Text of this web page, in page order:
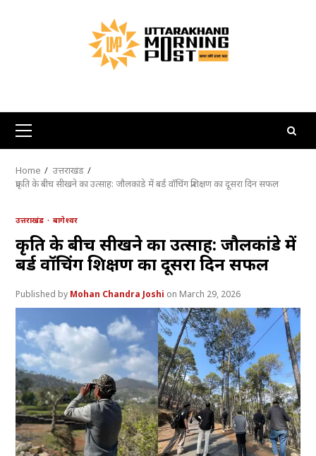
Primary
Menu
Home
उत्तराखंड
प्रकृति के बीच सीखने का उत्साह: जौलकांडे में बर्ड वॉचिंग प्रशिक्षण का दूसरा दिन सफल
उत्तराखंड बागेश्वर
प्रकृति के बीच सीखने का उत्साह: जौलकांडे में
बर्ड वॉचिंग प्रशिक्षण का दूसरा दिन सफल
Mohan Chandra Joshi March 29, 2026